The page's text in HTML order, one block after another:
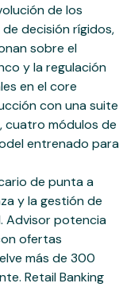
de los
decisión rígidos,
sobre el
y la regulación
en el core
con una suite
cuatro módulos de
entrenado para
de punta a
y la gestión de
Advisor potencia
ofertas
más de 300
Retail Banking